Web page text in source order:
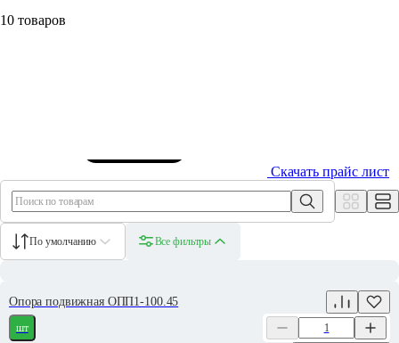
10 товаров
Скачать прайс лист
По умолчанию Все фильтры
Опора подвижная ОПП1-100.45
шт